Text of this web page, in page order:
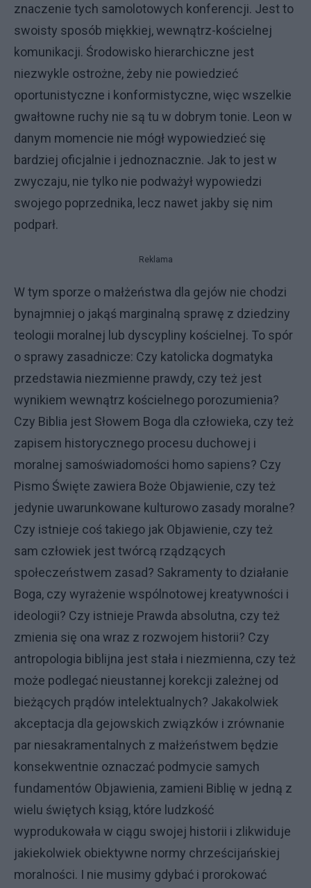
znaczenie tych samolotowych konferencji. Jest to
swoisty sposób miękkiej, wewnątrz-kościelnej
komunikacji. Środowisko hierarchiczne jest
niezwykle ostrożne, żeby nie powiedzieć
oportunistyczne i konformistyczne, więc wszelkie
gwałtowne ruchy nie są tu w dobrym tonie. Leon w
danym momencie nie mógł wypowiedzieć się
bardziej oficjalnie i jednoznacznie. Jak to jest w
zwyczaju, nie tylko nie podważył wypowiedzi
swojego poprzednika, lecz nawet jakby się nim
podparł.
Reklama
W tym sporze o małżeństwa dla gejów nie chodzi
bynajmniej o jakąś marginalną sprawę z dziedziny
teologii moralnej lub dyscypliny kościelnej. To spór
o sprawy zasadnicze: Czy katolicka dogmatyka
przedstawia niezmienne prawdy, czy też jest
wynikiem wewnątrz kościelnego porozumienia?
Czy Biblia jest Słowem Boga dla człowieka, czy też
zapisem historycznego procesu duchowej i
moralnej samoświadomości homo sapiens? Czy
Pismo Święte zawiera Boże Objawienie, czy też
jedynie uwarunkowane kulturowo zasady moralne?
Czy istnieje coś takiego jak Objawienie, czy też
sam człowiek jest twórcą rządzących
społeczeństwem zasad? Sakramenty to działanie
Boga, czy wyrażenie wspólnotowej kreatywności i
ideologii? Czy istnieje Prawda absolutna, czy też
zmienia się ona wraz z rozwojem historii? Czy
antropologia biblijna jest stała i niezmienna, czy też
może podlegać nieustannej korekcji zależnej od
bieżących prądów intelektualnych? Jakakolwiek
akceptacja dla gejowskich związków i zrównanie
par niesakramentalnych z małżeństwem będzie
konsekwentnie oznaczać podmycie samych
fundamentów Objawienia, zamieni Biblię w jedną z
wielu świętych ksiąg, które ludzkość
wyprodukowała w ciągu swojej historii i zlikwiduje
jakiekolwiek obiektywne normy chrześcijańskiej
moralności. I nie musimy gdybać i prorokować